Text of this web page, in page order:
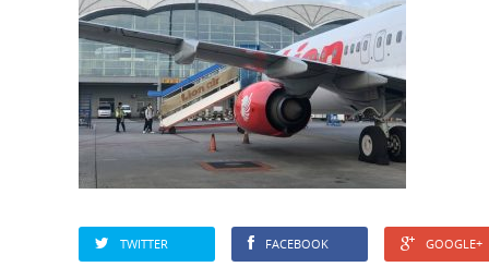
TWITTER FACEBOOK GOOGLE+